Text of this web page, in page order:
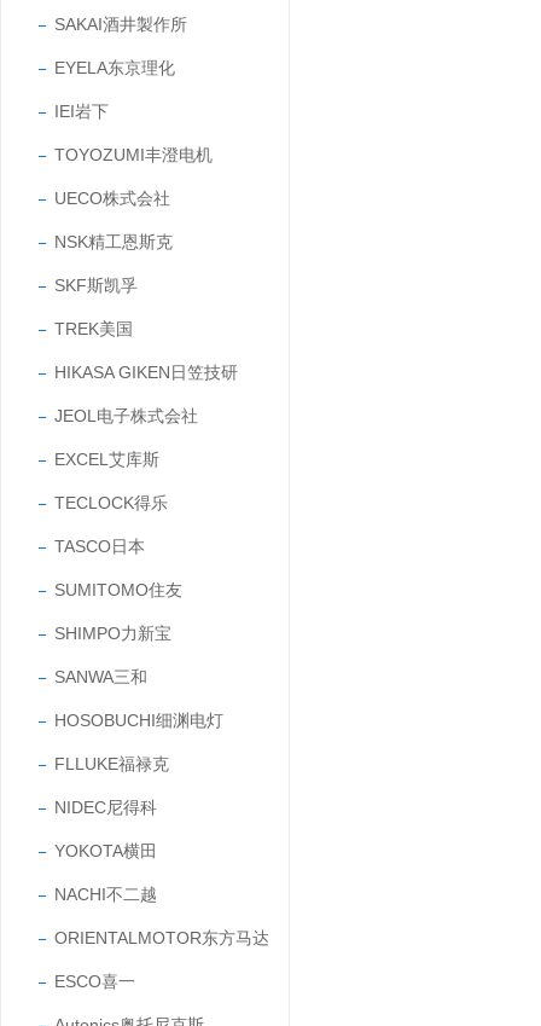
SAKAI酒井製作所
EYELA东京理化
IEI岩下
TOYOZUMI丰澄电机
UECO株式会社
NSK精工恩斯克
SKF斯凯孚
TREK美国
HIKASA GIKEN日笠技研
JEOL电子株式会社
EXCEL艾库斯
TECLOCK得乐
TASCO日本
SUMITOMO住友
SHIMPO力新宝
SANWA三和
HOSOBUCHI细渊电灯
FLLUKE福禄克
NIDEC尼得科
YOKOTA横田
NACHI不二越
ORIENTALMOTOR东方马达
ESCO喜一